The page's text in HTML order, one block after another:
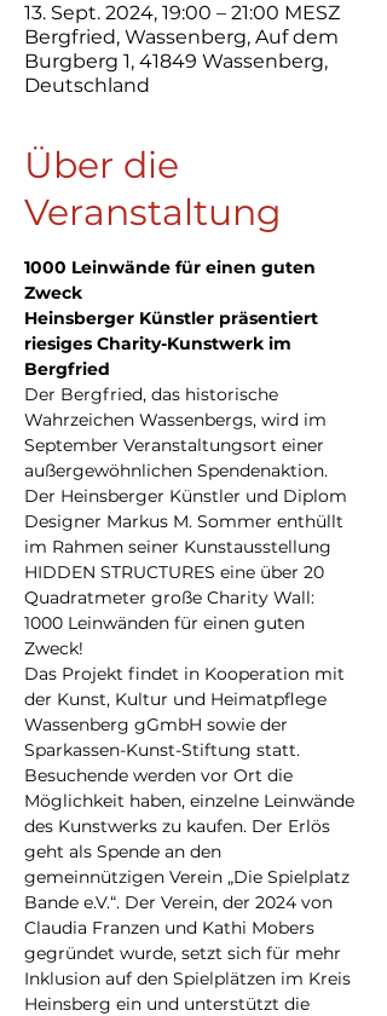
13. Sept. 2024, 19:00 – 21:00 MESZ
Bergfried, Wassenberg, Auf dem
Burgberg 1, 41849 Wassenberg,
Deutschland
Über die
Veranstaltung
1000 Leinwände für einen guten
Zweck
Heinsberger Künstler präsentiert
riesiges Charity-Kunstwerk im
Bergfried
Der Bergfried, das historische
Wahrzeichen Wassenbergs, wird im
September Veranstaltungsort einer
außergewöhnlichen Spendenaktion.
Der Heinsberger Künstler und Diplom
Designer Markus M. Sommer enthüllt
im Rahmen seiner Kunstausstellung
HIDDEN STRUCTURES eine über 20
Quadratmeter große Charity Wall:
1000 Leinwänden für einen guten
Zweck!
Das Projekt findet in Kooperation mit
der Kunst, Kultur und Heimatpflege
Wassenberg gGmbH sowie der
Sparkassen-Kunst-Stiftung statt.
Besuchende werden vor Ort die
Möglichkeit haben, einzelne Leinwände
des Kunstwerks zu kaufen. Der Erlös
geht als Spende an den
gemeinnützigen Verein „Die Spielplatz
Bande e.V.“. Der Verein, der 2024 von
Claudia Franzen und Kathi Mobers
gegründet wurde, setzt sich für mehr
Inklusion auf den Spielplätzen im Kreis
Heinsberg ein und unterstützt die